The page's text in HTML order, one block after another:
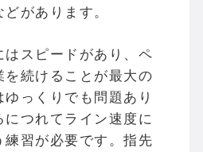
があります。
スピードがあり、ペ
を続けることが最大の
っくりでも問題あり
につれてライン速度に
習が必要です。指先